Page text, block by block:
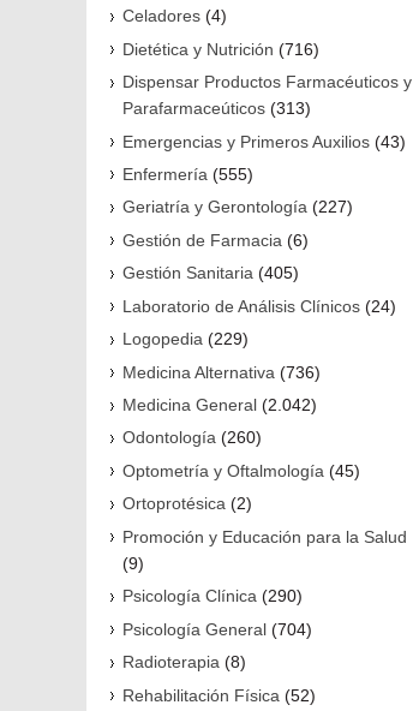
Celadores(4)
Dietética y Nutrición (716)
Dispensar Productos Farmacéuticos y
Parafarmaceúticos(313)
Emergencias y Primeros Auxilios(43)
Enfermería(555)
Geriatría y Gerontología(227)
Gestión de Farmacia(6)
Gestión Sanitaria(405)
Laboratorio de Análisis Clínicos(24)
Logopedia(229)
Medicina Alternativa(736)
Medicina General (2.042)
Odontología(260)
Optometría y Oftalmología(45)
Ortoprotésica(2)
Promoción y Educación para la Salud
(9)
Psicología Clínica(290)
Psicología General (704)
Radioterapia(8)
Rehabilitación Física(52)